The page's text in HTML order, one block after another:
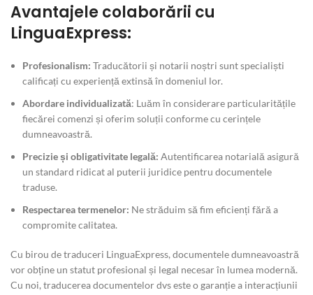
Avantajele colaborării cu
LinguaExpress:
Profesionalism: Traducătorii și notarii noștri sunt specialiști
calificați cu experiență extinsă în domeniul lor.
Abordare individualizată: Luăm în considerare particularitățile
fiecărei comenzi și oferim soluții conforme cu cerințele
dumneavoastră.
Precizie și obligativitate legală: Autentificarea notarială asigură
un standard ridicat al puterii juridice pentru documentele
traduse.
Respectarea termenelor: Ne străduim să fim eficienți fără a
compromite calitatea.
Cu birou de traduceri LinguaExpress, documentele dumneavoastră
vor obține un statut profesional și legal necesar în lumea modernă.
Cu noi, traducerea documentelor dvs este o garanție a interacțiunii